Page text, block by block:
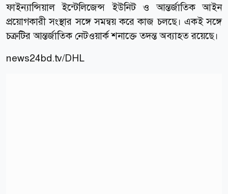
ফাইন্যান্সিয়াল ইন্টেলিজেন্স ইউনিট ও আন্তর্জাতিক আইন
প্রয়োগকারী সংস্থার সঙ্গে সমন্বয় করে কাজ চলছে। একই সঙ্গে
চক্রটির আন্তর্জাতিক নেটওয়ার্ক শনাক্তে তদন্ত অব্যাহত রয়েছে।
news24bd.tv/DHL